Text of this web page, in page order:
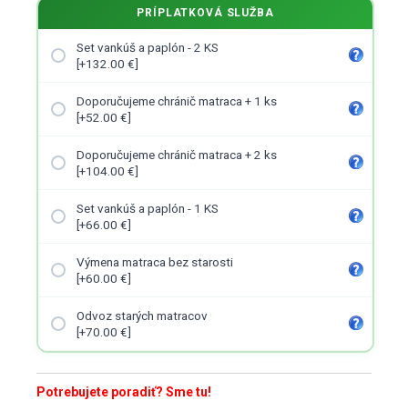
PRÍPLATKOVÁ SLUŽBA
Set vankúš a paplón - 2 KS
[+132.00 €]
Doporučujeme chránič matraca + 1 ks
[+52.00 €]
Doporučujeme chránič matraca + 2 ks
[+104.00 €]
Set vankúš a paplón - 1 KS
[+66.00 €]
Výmena matraca bez starosti
[+60.00 €]
Odvoz starých matracov
[+70.00 €]
Potrebujete poradiť? Sme tu!